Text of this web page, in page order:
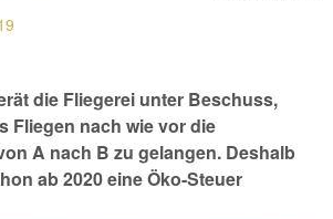
die Fliegerei unter Beschuss,
Fliegen nach wie vor die
A nach B zu gelangen. Deshalb
ab 2020 eine Öko-Steuer